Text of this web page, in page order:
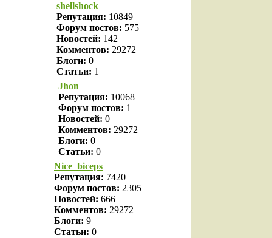
shellshock
Репутация: 10849
Форум постов: 575
Новостей: 142
Комментов: 29272
Блоги: 0
Статьи: 1
Jhon
Репутация: 10068
Форум постов: 1
Новостей: 0
Комментов: 29272
Блоги: 0
Статьи: 0
Nice_biceps
Репутация: 7420
Форум постов: 2305
Новостей: 666
Комментов: 29272
Блоги: 9
Статьи: 0